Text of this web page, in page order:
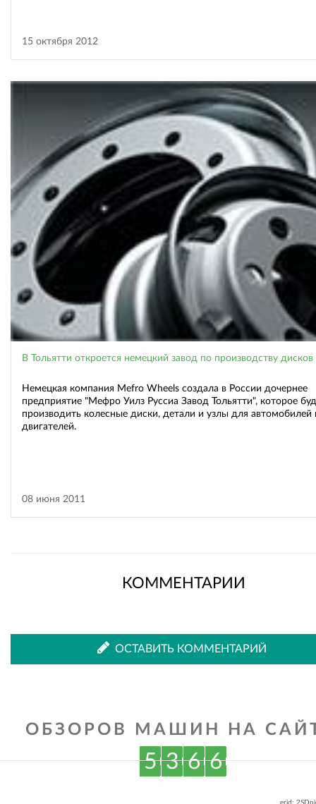
15 октября 2012
В Тольятти откроется немецкий завод по производству дисков
Немецкая компания Mefro Wheels создала в России дочернее
предприятие "Мефро Уилз Руссиа Завод Тольятти", которое
производить колесные диски, детали и узлы для автомобилей
двигателей.
08 июня 2011
КОММЕНТАРИИ
ОСТАВИТЬ КОММЕНТАРИЙ
ОБЗОРОВ МАШИН НА
5 3 6 6